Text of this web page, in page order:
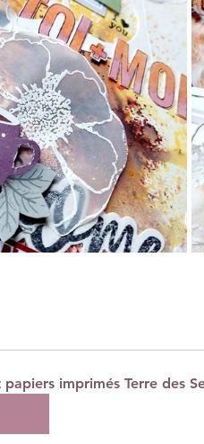
papiers imprimés Terre des